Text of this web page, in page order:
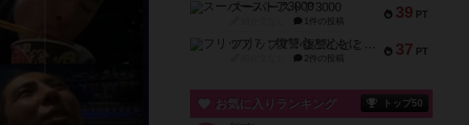
39 PT
スーパーストア3000
1件の投稿
37 PT
フリップ７：復讐心とともに
2件の投稿
お気に入りランキング トップ50